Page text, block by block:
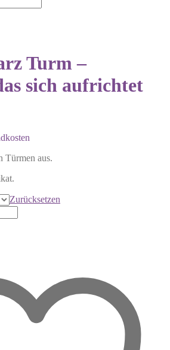
Turm –
sich aufrichtet
Türmen aus.
Zurücksetzen